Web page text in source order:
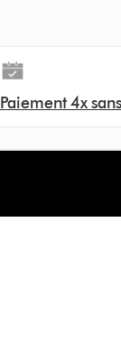
Paiement 4x